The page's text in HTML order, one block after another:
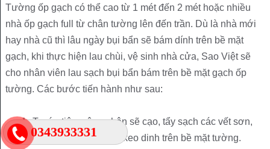
0343933331
Tường ốp gạch có thể cao từ 1 mét đến 2 mét hoặc nhiều
nhà ốp gạch full từ chân tường lên đến trần. Dù là nhà mới
hay nhà cũ thì lâu ngày bụi bẩn sẽ bám dính trên bề mặt
gạch, khi thực hiện lau chùi, vệ sinh nhà cửa, Sao Việt sẽ
cho nhân viên lau sạch bụi bẩn bám trên bề mặt gạch ốp
tường. Các bước tiến hành như sau:
Trước tiên, công nhân sẽ cạo, tẩy sạch các vết sơn,
vết xi măng, lột bằng keo dinh trên bề mặt tường.